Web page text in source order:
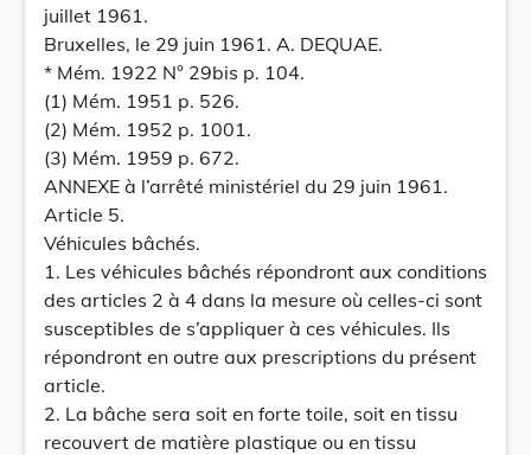
juillet 1961.
Bruxelles, le 29 juin 1961. A. DEQUAE.
* Mém. 1922 N° 29bis p. 104.
(1) Mém. 1951 p. 526.
(2) Mém. 1952 p. 1001.
(3) Mém. 1959 p. 672.
ANNEXE à l’arrêté ministériel du 29 juin 1961.
Article 5.
Véhicules bâchés.
1. Les véhicules bâchés répondront aux conditions
des articles 2 à 4 dans la mesure où celles-ci sont
susceptibles de s’appliquer à ces véhicules. Ils
répondront en outre aux prescriptions du présent
article.
2. La bâche sera soit en forte toile, soit en tissu
recouvert de matière plastique ou en tissu